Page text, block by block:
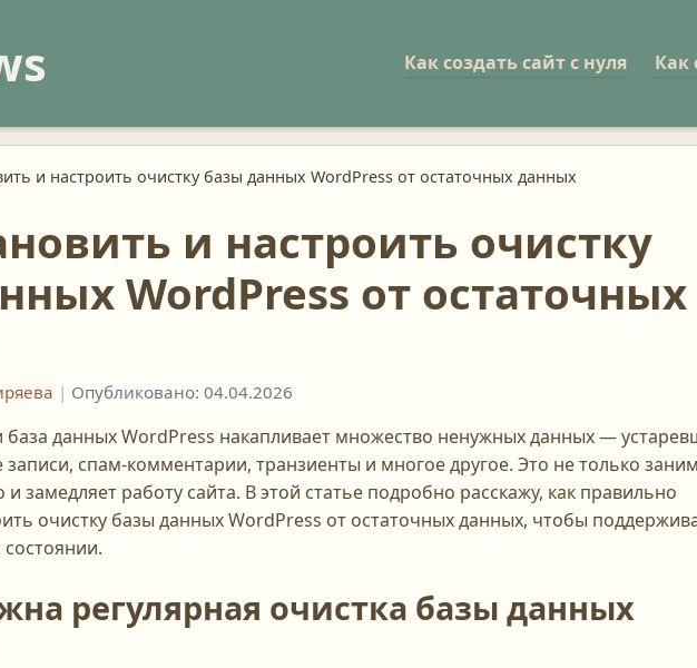
Как создать сайт с нуля Как
и настроить очистку базы данных WordPress от остаточных данных
и настроить очистку
WordPress от остаточных
| Опубликовано: 04.04.2026
данных WordPress накапливает множество ненужных данных —
спам-комментарии, транзиенты и многое другое. Это не только
и замедляет работу сайта. В этой статье подробно расскажу, как правильно
очистку базы данных WordPress от остаточных данных, чтобы
регулярная очистка базы данных